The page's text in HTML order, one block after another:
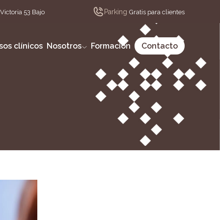
53 Bajo Parking Gratis para clientes
clínicos Nosotros Formación Contacto